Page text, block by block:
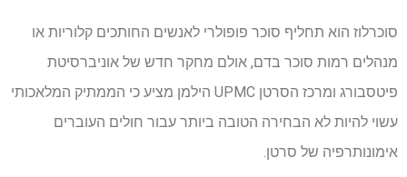
סוכרלוז הוא תחליף סוכר פופולרי לאנשים החותכים קלוריות או
מנהלים רמות סוכר בדם, אולם מחקר חדש של אוניברסיטת
פיטסבורג ומרכז הסרטן UPMC הילמן מציע כי הממתיק המלאכותי
עשוי להיות לא הבחירה הטובה ביותר עבור חולים העוברים
אימונותרפיה של סרטן.